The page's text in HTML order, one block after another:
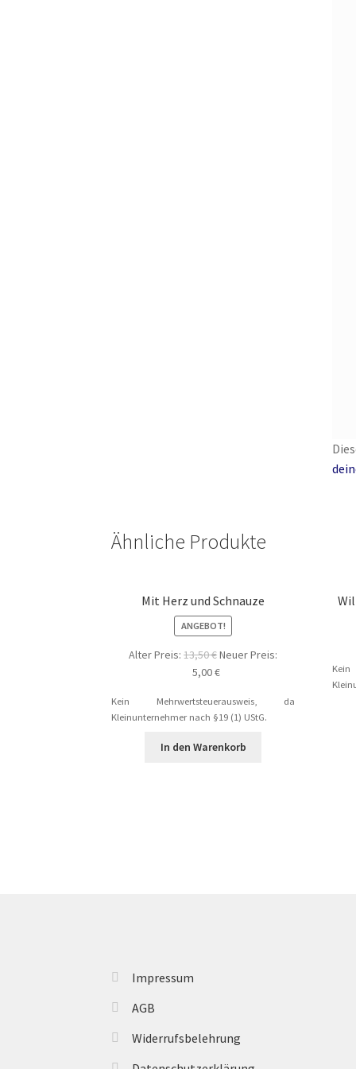
Ähnliche Produkte
Mit Herz und Schnauze
ANGEBOT!
Alter Preis: 13,50€Ursprünglicher
Preis
13,50 €
Neuer Preis:
5,00€Aktueller
ist:
5,00 €.
Kein Mehrwertsteuerausweis, da
Kleinunternehmer nach §19 (1) UStG.
In den Warenkorb
Impressum
AGB
Widerrufsbelehrung